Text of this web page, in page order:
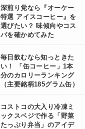
深煎り党なら『オーケー
特選 アイスコーヒー』を
選びたい？ 味傾向やコス
パを確かめてみた
毎日飲むなら知っときた
い！ 「缶コーヒー」1本
分のカロリーランキング
（主要銘柄185グラム缶）
コストコの大入り冷凍ミ
ックスベジで作る「野菜
たっぷり弁当」のアイデ